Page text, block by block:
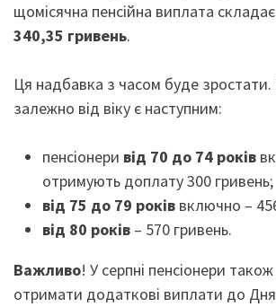
щомісячна пенсійна виплата
340,35 гривень.
Ця надбавка з часом буде зростати.
залежно від віку є наступним:
пенсіонери від 70 до 74 років
отримують доплату 300 гривень;
від 75 до 79 років включно –
від 80 років – 570 гривень.
Важливо! У серпні пенсіонери
отримати додаткові виплати до